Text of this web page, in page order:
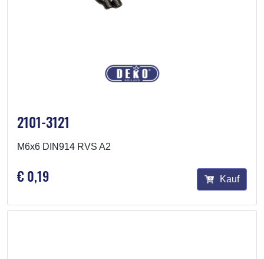
2101-3121
M6x6 DIN914 RVS A2
€ 0,19 Kauf